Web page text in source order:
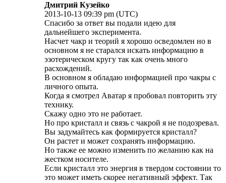
Дмитрий Кузейко
2013-10-13 09:39 pm (UTC)
Спасибо за ответ вы подали идею для
дальнейшего эксперимента.
Насчет чакр и теорий я хорошо осведомлен но в
основном я не старался искать информацию в
эзотерическом кругу так как очень много
расхождений.
В основном я обладаю информацией про чакры с
личного опыта.
Когда я смотрел Аватар я пробовал повторить эту
технику.
Скажу одно это не работает.
Но про кристалл и связь с чакрой я не подозревал.
Вы задумайтесь как формируется кристалл?
Он растет и может сохранять информацию.
Но также ее можно изменить по желанию как на
жестком носителе.
Если кристалл это энергия в твердом состоянии то
это может иметь скорее негативный эффект. Так